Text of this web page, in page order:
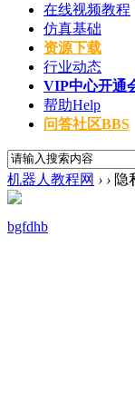
在线视频教程
仿真基础
资源下载
行业动态
VIP中心开通
帮助Help
问答社区BBS
机器人教程网 › › 隐
bgfdhb